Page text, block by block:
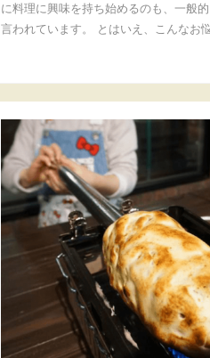
に料理に興味を持ち始めるのも、一般
言われています。 とはいえ、こんなお